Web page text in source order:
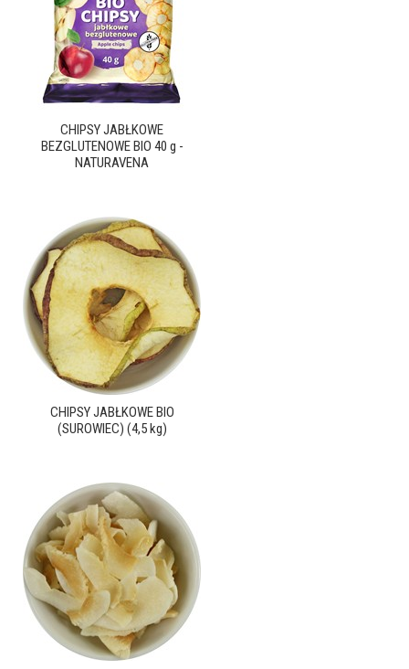
CHIPSY JABŁKOWE
BEZGLUTENOWE BIO 40 g -
NATURAVENA
CHIPSY JABŁKOWE BIO
(SUROWIEC) (4,5 kg)